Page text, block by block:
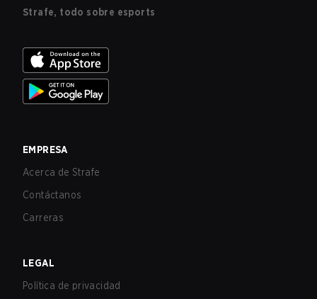
Strafe, todo sobre esports
EMPRESA
Acerca de Strafe
Contáctanos
Carreras
LEGAL
Política de privacidad